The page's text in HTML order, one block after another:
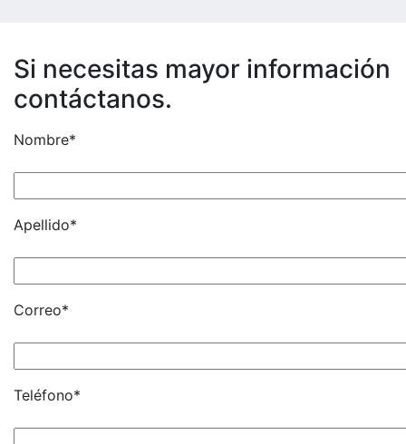
Si necesitas mayor información
contáctanos.
Nombre*
Apellido*
Correo*
Teléfono*